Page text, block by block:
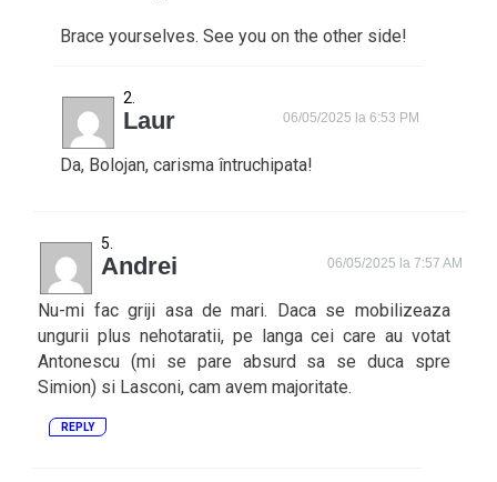
Brace yourselves. See you on the other side!
Laur 06/05/2025 la 6:53 PM
Da, Bolojan, carisma întruchipata!
Andrei 06/05/2025 la 7:57 AM
Nu-mi fac griji asa de mari. Daca se mobilizeaza
ungurii plus nehotaratii, pe langa cei care au votat
Antonescu (mi se pare absurd sa se duca spre
Simion) si Lasconi, cam avem majoritate.
REPLY